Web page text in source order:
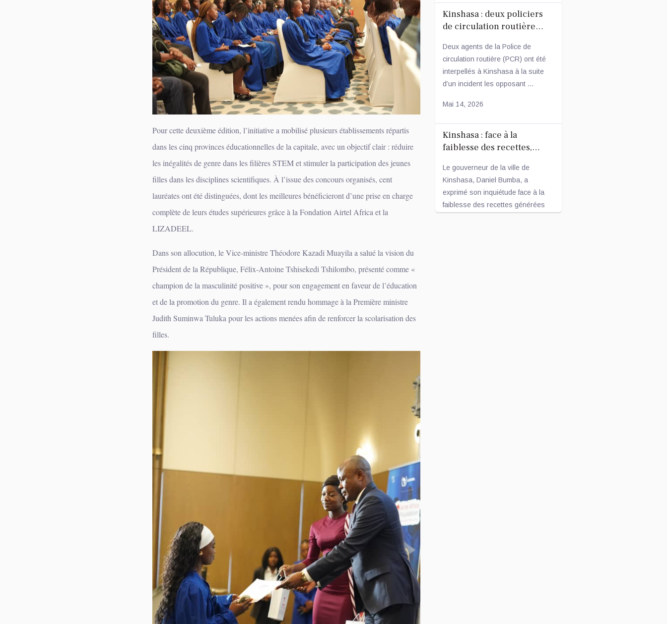
‎Pour cette deuxième édition, l’initiative a mobilisé plusieurs établissements répartis
dans les cinq provinces éducationnelles de la capitale, avec un objectif clair : réduire
les inégalités de genre dans les filières STEM et stimuler la participation des jeunes
filles dans les disciplines scientifiques. À l’issue des concours organisés, cent
lauréates ont été distinguées, dont les meilleures bénéficieront d’une prise en charge
complète de leurs études supérieures grâce à la Fondation Airtel Africa et la
LIZADEEL.
‎Dans son allocution, le Vice-ministre Théodore Kazadi Muayila a salué la vision du
Président de la République, Félix-Antoine Tshisekedi Tshilombo, présenté comme «
champion de la masculinité positive », pour son engagement en faveur de l’éducation
et de la promotion du genre. Il a également rendu hommage à la Première ministre
Judith Suminwa Tuluka pour les actions menées afin de renforcer la scolarisation des
filles.
Kinshasa : deux policiers
de circulation routière
altercation avec un
conducteur
Deux agents de la Police de
circulation routière (PCR) ont été
interpellés à Kinshasa à la suite
d’un incident les opposant ...
Mai 14, 2026
Kinshasa : face à la
faiblesse des recettes,
mesures fiscales
ambitieuses
Le gouverneur de la ville de
Kinshasa, Daniel Bumba, a
exprimé son inquiétude face à la
faiblesse des recettes générées